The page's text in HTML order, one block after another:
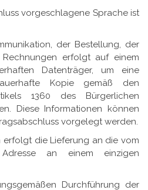
vorgeschlagene Sprache ist
der Bestellung, der
erfolgt auf einem
Datenträger, um eine
Kopie gemäß den
1360 des Bürgerlichen
Diese Informationen können
vorgelegt werden.
erfolgt die Lieferung an die vom
an einem einzigen
Durchführung der